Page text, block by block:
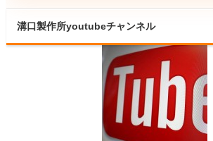
溝口製作所youtubeチャンネル